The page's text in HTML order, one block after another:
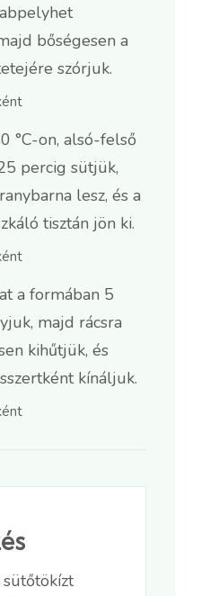
bőségesen a
szórjuk.
°C-on, alsó-felső
percig sütjük,
lesz, és a
tisztán jön ki.
a formában 5
majd rácsra
kihűtjük, és
kínáljuk.